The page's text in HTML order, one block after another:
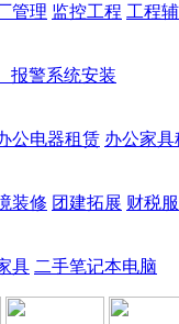
管理 监控工程 工程
报警系统安装
公电器租赁 办公家具
装修 团建拓展 财税
具 二手笔记本电脑